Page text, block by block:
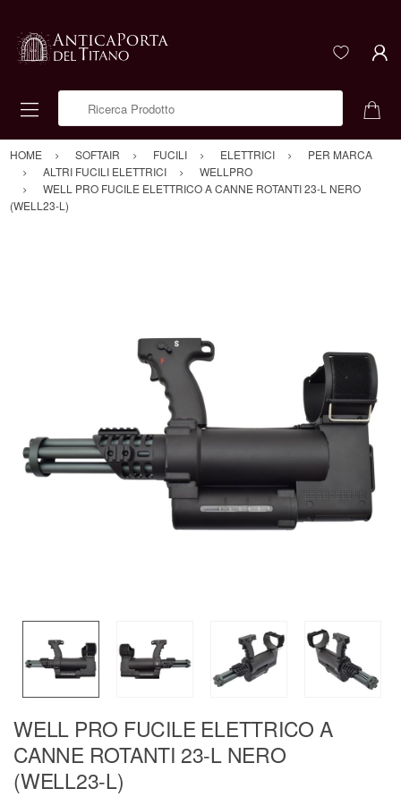
HOME SOFTAIR FUCILI ELETTRICI
PER MARCA
ALTRI FUCILI ELETTRICI
WELLPRO
WELL PRO FUCILE ELETTRICO A CANNE ROTANTI 23-L NERO
(WELL23-L)
WELL PRO FUCILE ELETTRICO A
CANNE ROTANTI 23-L NERO
(WELL23-L)